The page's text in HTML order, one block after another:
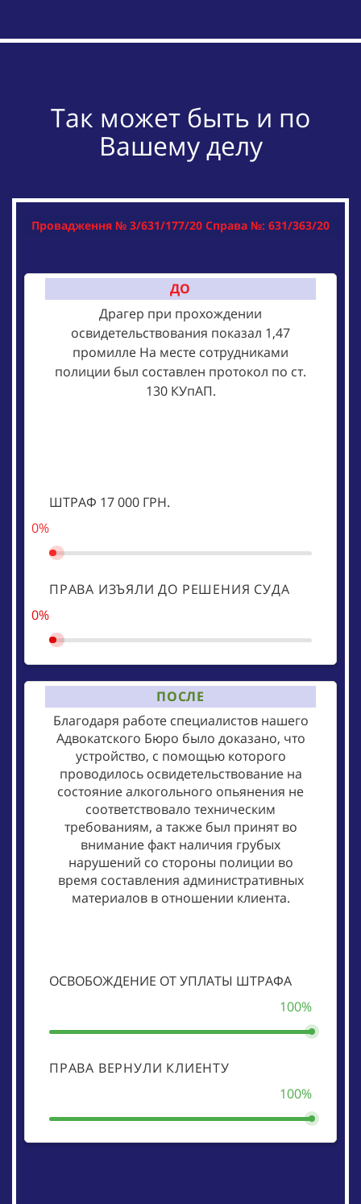
Так может быть и по
Вашему делу
Провадження № 3/631/177/20 Справа №: 631/363/20
ДО
Драгер при прохождении
освидетельствования показал 1,47
промилле На месте сотрудниками
полиции был составлен протокол по ст.
130 КУпАП.
ШТРАФ 17 000 ГРН.
0%
ПРАВА ИЗЪЯЛИ ДО РЕШЕНИЯ СУДА
0%
ПОСЛЕ
Благодаря работе специалистов нашего
Адвокатского Бюро было доказано, что
устройство, с помощью которого
проводилось освидетельствование на
состояние алкогольного опьянения не
соответствовало техническим
требованиям, а также был принят во
внимание факт наличия грубых
нарушений со стороны полиции во
время составления административных
материалов в отношении клиента.
ОСВОБОЖДЕНИЕ ОТ УПЛАТЫ ШТРАФА
100%
ПРАВА ВЕРНУЛИ КЛИЕНТУ
100%